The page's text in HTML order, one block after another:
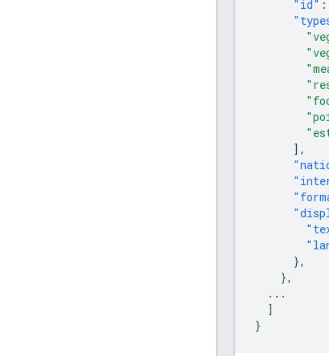
"id" :
],
},
},
...
]
}